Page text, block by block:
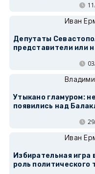
Иван
Депутаты
представители или
Утыкано гламуром:
появились над
Иван
Избирательная
роль политического